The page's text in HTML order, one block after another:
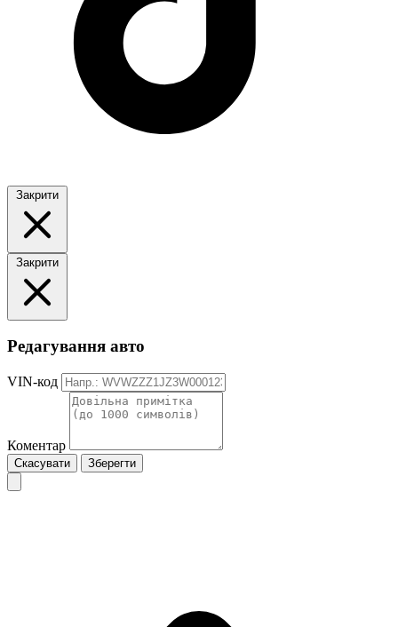
Закрити
Закрити
Редагування авто
VIN-код
Коментар
Скасувати Зберегти